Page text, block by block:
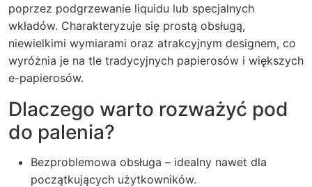
poprzez podgrzewanie liquidu lub specjalnych
wkładów. Charakteryzuje się prostą obsługą,
niewielkimi wymiarami oraz atrakcyjnym designem, co
wyróżnia je na tle tradycyjnych papierosów i większych
e-papierosów.
Dlaczego warto rozważyć pod
do palenia?
Bezproblemowa obsługa – idealny nawet dla
początkujących użytkowników.